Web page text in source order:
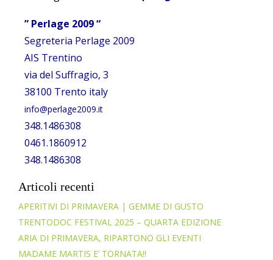
” Perlage 2009 “
Segreteria Perlage 2009
AIS Trentino
via del Suffragio, 3
38100 Trento italy
info@perlage2009.it
348.1486308
0461.1860912
348.1486308
Articoli recenti
APERITIVI DI PRIMAVERA | GEMME DI GUSTO
TRENTODOC FESTIVAL 2025 – QUARTA EDIZIONE
ARIA DI PRIMAVERA, RIPARTONO GLI EVENTI
MADAME MARTIS E’ TORNATA!!